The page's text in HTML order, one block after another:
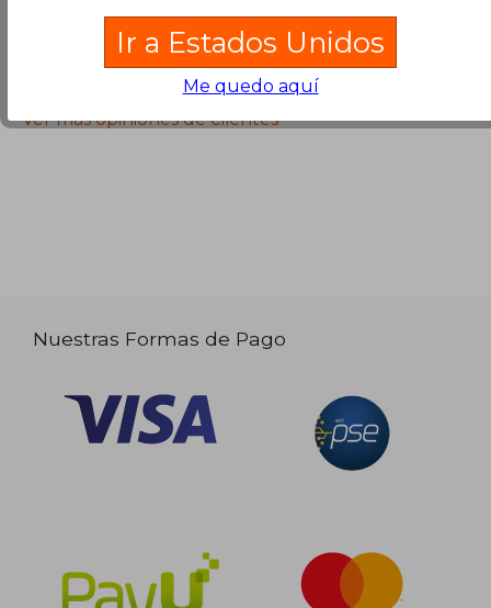
Opiniones sobre Buscalibre
Ver más opiniones de clientes
Nuestras Formas de Pago
Ir a Estados Unidos
Me quedo aquí